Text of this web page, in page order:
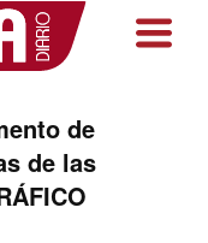
de
de las